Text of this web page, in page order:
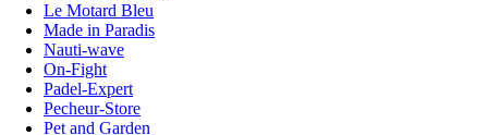
Le Motard Bleu
Made in Paradis
Nauti-wave
On-Fight
Padel-Expert
Pecheur-Store
Pet and Garden